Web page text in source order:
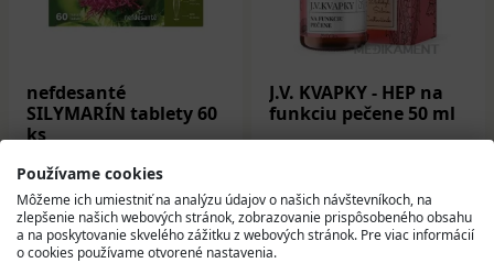
nefdesanté
SILYMARÍN tablety 60
ks
11,05 €
Na sklade
J.V. KVAPKY - HEP na
funkciu pečene 50 ml
7,33 €
Na sklade
Používame cookies
Môžeme ich umiestniť na analýzu údajov o našich návštevníkoch, na
zlepšenie našich webových stránok, zobrazovanie prispôsobeného obsahu
a na poskytovanie skvelého zážitku z webových stránok. Pre viac informácií
o cookies používame otvorené nastavenia.